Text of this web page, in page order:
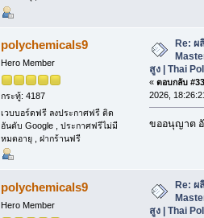
polychemicals9
Hero Member
กระทู้: 4187
เวบบอร์ดฟรี ลงประกาศฟรี ติด
อันดับ Google , ประกาศฟรีไม่มี
หมดอายุ , ฝากร้านฟรี
Re: ผ
สูง | Thai
« ตอบกลับ
2026,
ขออนุญาต
polychemicals9
Hero Member
Re: ผ
สูง | Thai